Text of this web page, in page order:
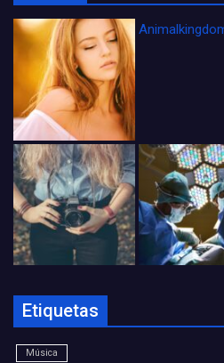
Etiquetas
Música